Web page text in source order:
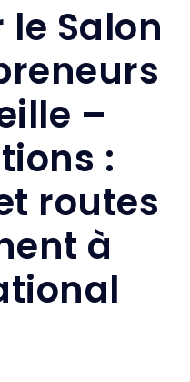
le Salon
–
:
routes
à